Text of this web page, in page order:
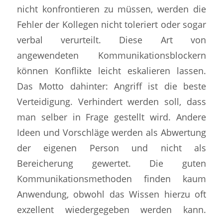
nicht konfrontieren zu müssen, werden die
Fehler der Kollegen nicht toleriert oder sogar
verbal verurteilt. Diese Art von
angewendeten Kommunikationsblockern
können Konflikte leicht eskalieren lassen.
Das Motto dahinter: Angriff ist die beste
Verteidigung. Verhindert werden soll, dass
man selber in Frage gestellt wird. Andere
Ideen und Vorschläge werden als Abwertung
der eigenen Person und nicht als
Bereicherung gewertet. Die guten
Kommunikationsmethoden finden kaum
Anwendung, obwohl das Wissen hierzu oft
exzellent wiedergegeben werden kann.